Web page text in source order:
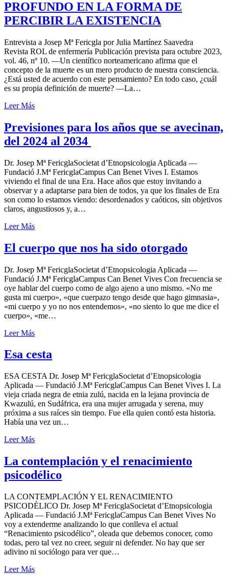
PROFUNDO EN LA FORMA DE
PERCIBIR LA EXISTENCIA
Entrevista a Josep Mª Fericgla por Julia Martínez Saavedra
Revista ROL de enfermería Publicación prevista para octubre 2023,
vol. 46, nº 10. —Un científico norteamericano afirma que el
concepto de la muerte es un mero producto de nuestra consciencia.
¿Está usted de acuerdo con este pensamiento? En todo caso, ¿cuál
es su propia definición de muerte? —La…
Leer Más
Previsiones para los años que se avecinan,
del 2024 al 2034
Dr. Josep Mª FericglaSocietat d’Etnopsicologia Aplicada —
Fundació J.Mª FericglaCampus Can Benet Vives I. Estamos
viviendo el final de una Era. Hace años que estoy invitando a
observar y a adaptarse para bien de todos, ya que los finales de Era
son como lo estamos viendo: desordenados y caóticos, sin objetivos
claros, angustiosos y, a…
Leer Más
El cuerpo que nos ha sido otorgado
Dr. Josep Mª FericglaSocietat d’Etnopsicologia Aplicada —
Fundació J.Mª FericglaCampus Can Benet Vives Con frecuencia se
oye hablar del cuerpo como de algo ajeno a uno mismo. «No me
gusta mi cuerpo», «que cuerpazo tengo desde que hago gimnasia»,
«mi cuerpo y yo no nos entendemos», «no siento lo que me dice el
cuerpo», «me…
Leer Más
Esa cesta
ESA CESTA Dr. Josep Mª FericglaSocietat d’Etnopsicologia
Aplicada — Fundació J.Mª FericglaCampus Can Benet Vives I. La
vieja criada negra de etnia zulú, nacida en la lejana provincia de
Kwazulú, en Sudáfrica, era una mujer arrugada y serena, muy
próxima a sus raíces sin tiempo. Fue ella quien contó esta historia.
Había una vez un…
Leer Más
La contemplación y el renacimiento
psicodélico
LA CONTEMPLACIÓN Y EL RENACIMIENTO
PSICODÉLICO Dr. Josep Mª FericglaSocietat d’Etnopsicologia
Aplicada — Fundació J.Mª FericglaCampus Can Benet Vives No
voy a extenderme analizando lo que conlleva el actual
“Renacimiento psicodélico”, oleada que debemos conocer, como
todas, pero tal vez no creer, seguir ni defender. No hay que ser
adivino ni sociólogo para ver que…
Leer Más